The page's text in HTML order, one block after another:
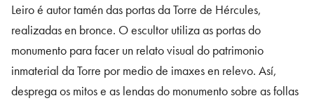
Leiro é autor tamén das portas da Torre de Hércules,
realizadas en bronce. O escultor utiliza as portas do
monumento para facer un relato visual do patrimonio
inmaterial da Torre por medio de imaxes en relevo. Así,
desprega os mitos e as lendas do monumento sobre as follas